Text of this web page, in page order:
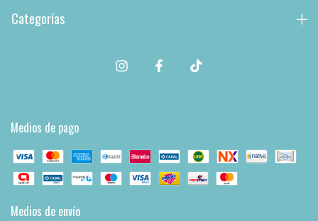
Categorías
Medios de pago
Medios de envío